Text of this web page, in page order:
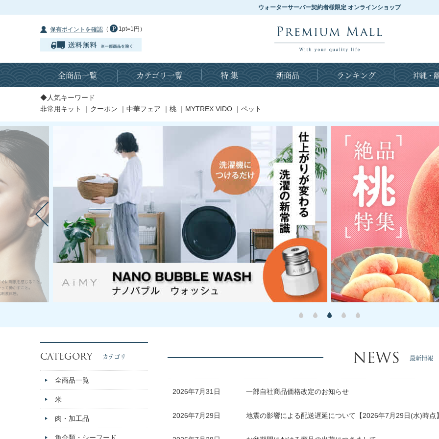
ウォーターサーバー契約者様限定 オンラインショップ
保有ポイントを確認 （ 1pt=1円）
全商品一覧 カテゴリ一覧 特 集 新商品 ランキング 沖縄・
NEWS 最新情報
2026年7月31日 一部自社商品価格改定のお知らせ
2026年7月29日 地震の影響による配送遅延について【2026年7月29日(水)時点
◆人気キーワード
非常用キット
｜ クーポン ｜ 中華フェア ｜ 桃 ｜ MYTREX VIDO ｜ ペット
CATEGORY カテゴリ
全商品一覧
米
肉・加工品
魚介類・シーフード